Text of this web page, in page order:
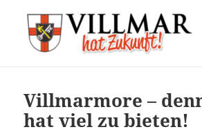
Villmarmore –
hat viel zu bieten!